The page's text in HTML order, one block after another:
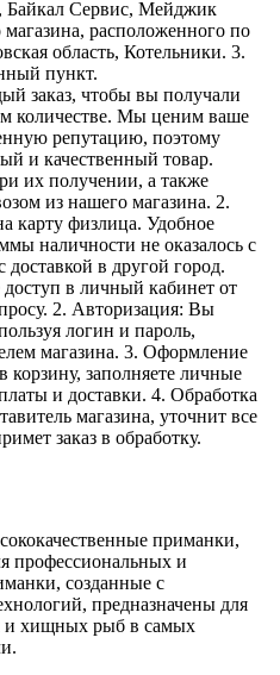
Сервис, Мейджик
расположенного по
область, Котельники. 3.
пункт.
заказ, чтобы вы получали
количестве. Мы ценим ваше
репутацию, поэтому
и качественный товар.
их получении, а также
из нашего магазина. 2.
карту физлица. Удобное
наличности не оказалось с
доставкой в другой город.
в личный кабинет от
2. Авторизация: Вы
логин и пароль,
магазина. 3. Оформление
корзину, заполняете личные
и доставки. 4. Обработка
магазина, уточнит все
заказ в обработку.
приманки,
профессиональных и
созданные с
предназначены для
и хищных рыб в самых